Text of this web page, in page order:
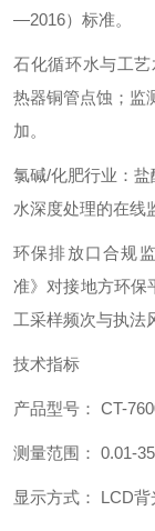
—2016）标准。
石化循环水与工
热器铜管点蚀；监
加。
氯碱/化肥行业：
水深度处理的在线
环保排放口合规
准》对接地方环保
工采样频次与执法
技术指标
产品型号： CT-
测量范围： 0.01-
显示方式： LCD